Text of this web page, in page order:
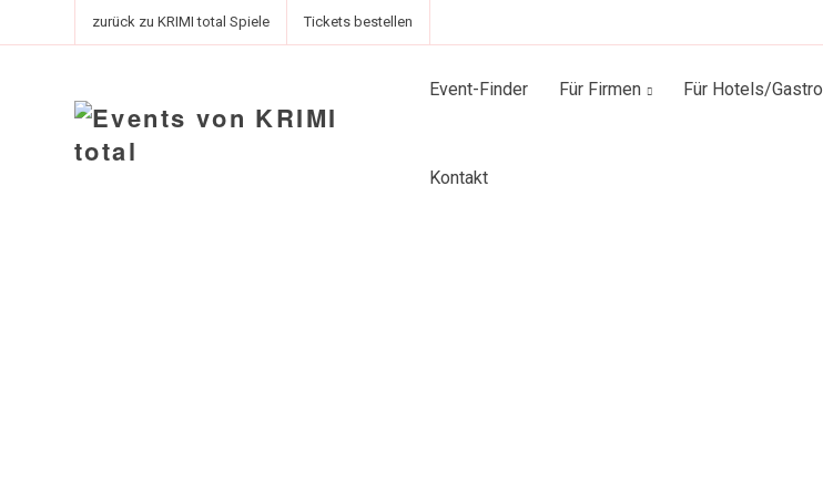
zurück zu KRIMI total Spiele Tickets bestellen
Event-Finder Für Firmen Für Hotels/Gastro
Kontakt